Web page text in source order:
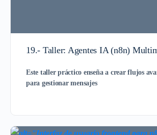
19.- Taller: Agentes IA (n8n)
Este taller práctico enseña a crear flujos
para gestionar mensajes